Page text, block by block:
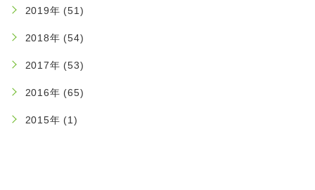
2019年 (51)
2018年 (54)
2017年 (53)
2016年 (65)
2015年 (1)